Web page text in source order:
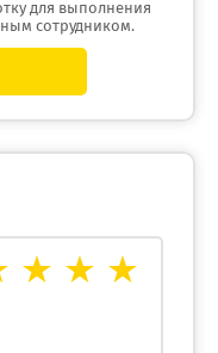
для выполнения
сотрудником.